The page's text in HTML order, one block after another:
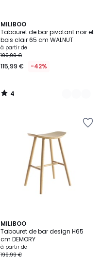
MILIBOO
Tabouret de bar pivotant noir et
bois clair 65 cm WALNUT
à partir de
199,99 €
115,99 € -42%
4
/
5
2
Couleurs
4
/
MILIBOO
Tabouret de bar design H65
cm DEMORY
à partir de
199,99 €
3,5
/ 5
3
Couleurs